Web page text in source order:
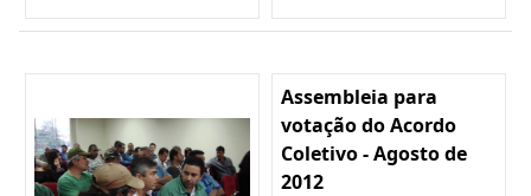
Assembleia para
votação do Acordo
Coletivo - Agosto de
2012